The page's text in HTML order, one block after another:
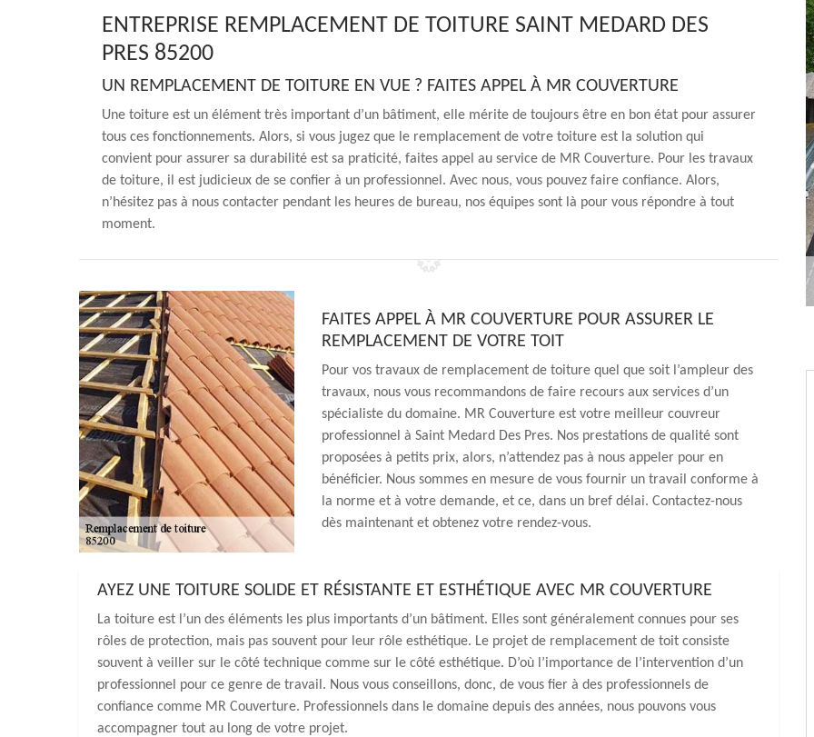
ENTREPRISE REMPLACEMENT DE TOITURE SAINT MEDARD DES
PRES 85200
UN REMPLACEMENT DE TOITURE EN VUE ? FAITES APPEL À MR COUVERTURE
Une toiture est un élément très important d’un bâtiment, elle mérite de toujours être en bon état pour assurer
tous ces fonctionnements. Alors, si vous jugez que le remplacement de votre toiture est la solution qui
convient pour assurer sa durabilité est sa praticité, faites appel au service de MR Couverture. Pour les travaux
de toiture, il est judicieux de se confier à un professionnel. Avec nous, vous pouvez faire confiance. Alors,
n’hésitez pas à nous contacter pendant les heures de bureau, nos équipes sont là pour vous répondre à tout
moment.
FAITES APPEL À MR COUVERTURE POUR ASSURER LE
REMPLACEMENT DE VOTRE TOIT
Pour vos travaux de remplacement de toiture quel que soit l’ampleur des
travaux, nous vous recommandons de faire recours aux services d’un
spécialiste du domaine. MR Couverture est votre meilleur couvreur
professionnel à Saint Medard Des Pres. Nos prestations de qualité sont
proposées à petits prix, alors, n’attendez pas à nous appeler pour en
bénéficier. Nous sommes en mesure de vous fournir un travail conforme à
la norme et à votre demande, et ce, dans un bref délai. Contactez-nous
dès maintenant et obtenez votre rendez-vous.
AYEZ UNE TOITURE SOLIDE ET RÉSISTANTE ET ESTHÉTIQUE AVEC MR COUVERTURE
La toiture est l’un des éléments les plus importants d’un bâtiment. Elles sont généralement connues pour ses
rôles de protection, mais pas souvent pour leur rôle esthétique. Le projet de remplacement de toit consiste
souvent à veiller sur le côté technique comme sur le côté esthétique. D’où l’importance de l’intervention d’un
professionnel pour ce genre de travail. Nous vous conseillons, donc, de vous fier à des professionnels de
confiance comme MR Couverture. Professionnels dans le domaine depuis des années, nous pouvons vous
accompagner tout au long de votre projet.